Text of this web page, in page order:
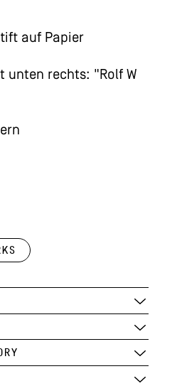
auf Papier
unten rechts: "Rolf W